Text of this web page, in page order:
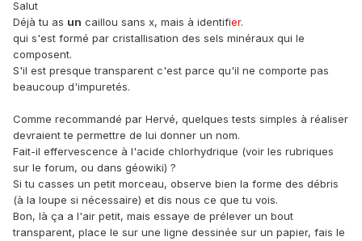
Salut
Déjà tu as un caillou sans x, mais à identifier.
qui s'est formé par cristallisation des sels minéraux qui le
composent.
S'il est presque transparent c'est parce qu'il ne comporte pas
beaucoup d'impuretés.
Comme recommandé par Hervé, quelques tests simples à réaliser
devraient te permettre de lui donner un nom.
Fait-il effervescence à l'acide chlorhydrique (voir les rubriques
sur le forum, ou dans géowiki) ?
Si tu casses un petit morceau, observe bien la forme des débris
(à la loupe si nécessaire) et dis nous ce que tu vois.
Bon, là ça a l'air petit, mais essaye de prélever un bout
transparent, place le sur une ligne dessinée sur un papier, fais le